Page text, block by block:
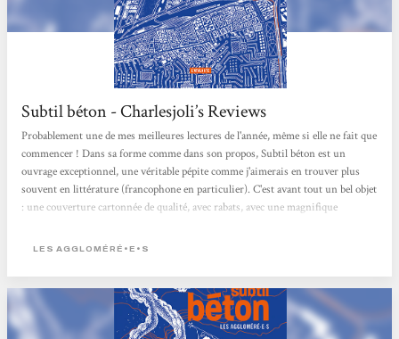
Subtil béton - Charlesjoli’s Reviews
Probablement une de mes meilleures lectures de l'année, même si elle ne fait que
commencer ! Dans sa forme comme dans son propos, Subtil béton est un
ouvrage exceptionnel, une véritable pépite comme j'aimerais en trouver plus
souvent en littérature (francophone en particulier). C'est avant tout un bel objet
: une couverture cartonnée de qualité, avec rabats, avec une magnifique
livre. L'un des rabats renferme une grande carte à déplier, pour s'immerger
révolutionnaire....
LES AGGLOMÉRÉ•E•S